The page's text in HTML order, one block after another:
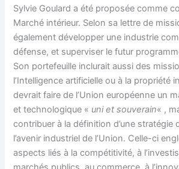
Sylvie Goulard a été proposée comme
Marché intérieur. Selon sa lettre de
également développer une industrie
défense, et superviser le futur
Son portefeuille inclurait aussi des
l’Intelligence artificielle ou à la propriété
devrait faire de l’Union européenne un
et technologique « uni et souverain« ,
contribuer à la définition d’une stratégie
l’avenir industriel de l’Union. Celle-ci
aspects liés à la compétitivité, à